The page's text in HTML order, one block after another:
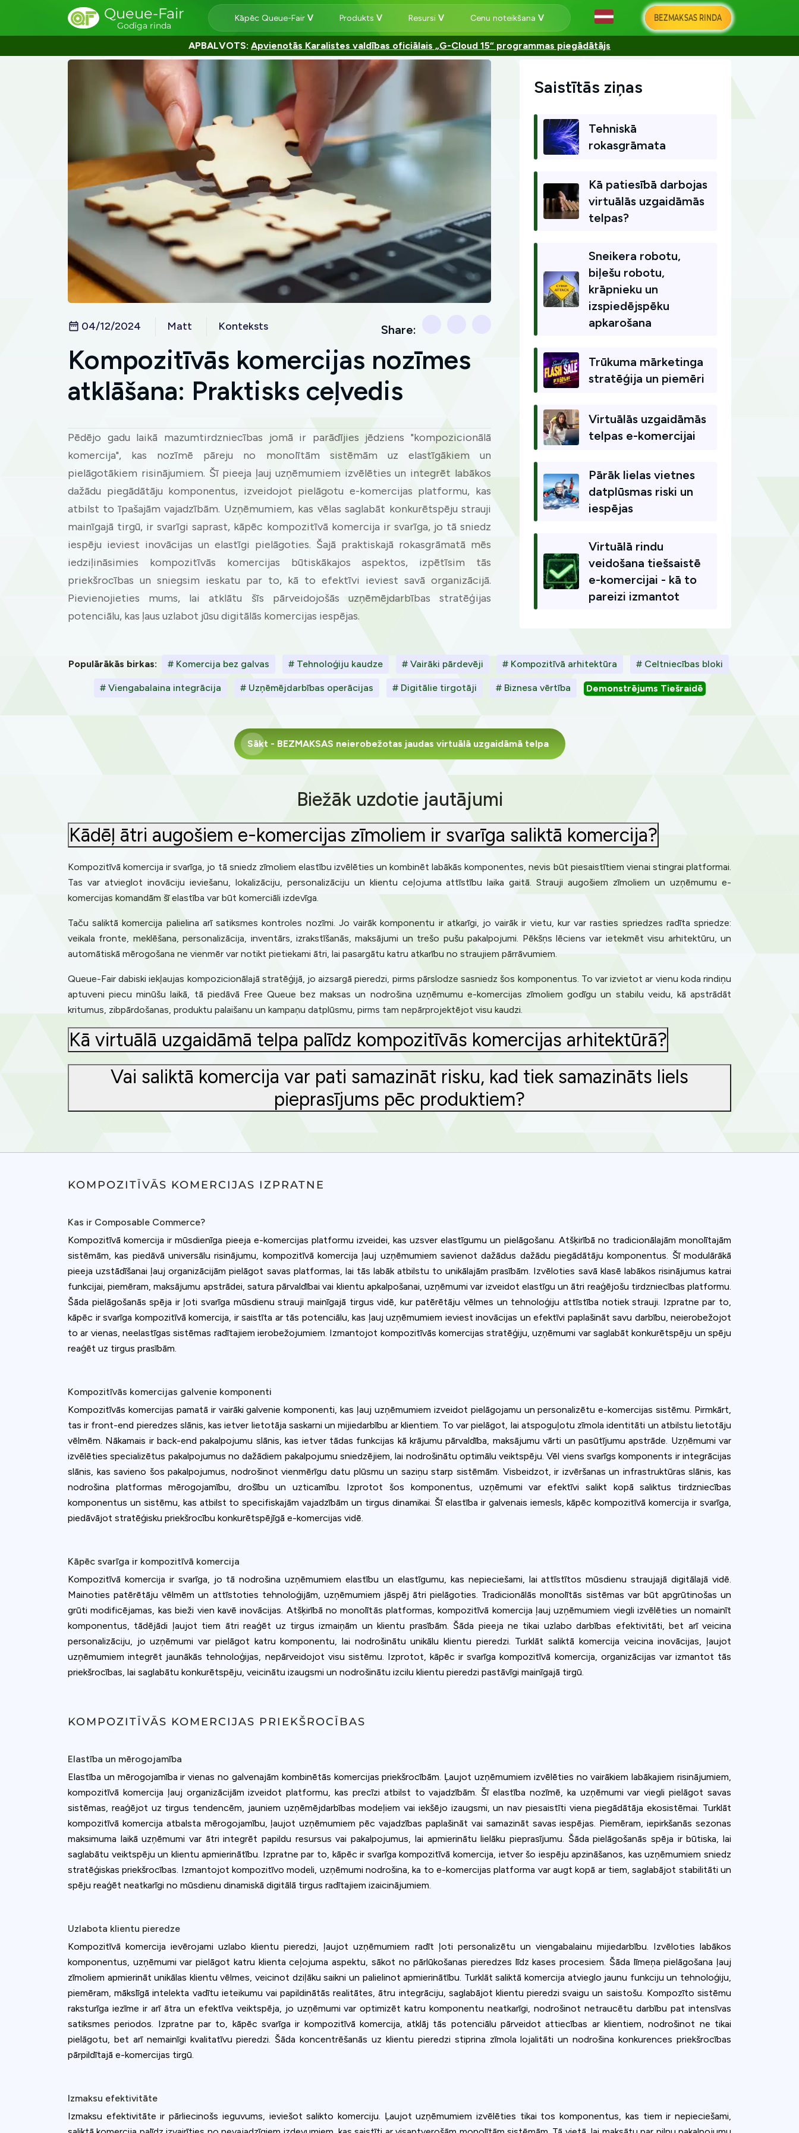
Queue-Fair
Godīga rinda
Kāpēc Queue-Fair Produkts Resursi Cenu noteikšana BEZMAKSAS RINDA
APBALVOTS: Apvienotās Karalistes valdības oficiālais „G-Cloud 15“ programmas piegādātājs
04/12/2024 Matt Konteksts Share:
Kompozitīvās komercijas nozīmes
atklāšana: Praktisks ceļvedis
Pēdējo gadu laikā mazumtirdzniecības jomā ir parādījies jēdziens "kompozicionālā
komercija", kas nozīmē pāreju no monolītām sistēmām uz elastīgākiem un
pielāgotākiem risinājumiem. Šī pieeja ļauj uzņēmumiem izvēlēties un integrēt labākos
dažādu piegādātāju komponentus, izveidojot pielāgotu e-komercijas platformu, kas
atbilst to īpašajām vajadzībām. Uzņēmumiem, kas vēlas saglabāt konkurētspēju strauji
mainīgajā tirgū, ir svarīgi saprast, kāpēc kompozitīvā komercija ir svarīga, jo tā sniedz
iespēju ieviest inovācijas un elastīgi pielāgoties. Šajā praktiskajā rokasgrāmatā mēs
iedziļināsimies kompozitīvās komercijas būtiskākajos aspektos, izpētīsim tās
priekšrocības un sniegsim ieskatu par to, kā to efektīvi ieviest savā organizācijā.
Pievienojieties mums, lai atklātu šīs pārveidojošās uzņēmējdarbības stratēģijas
potenciālu, kas ļaus uzlabot jūsu digitālās komercijas iespējas.
Saistītās ziņas
Tehniskā
rokasgrāmata
Kā patiesībā darbojas
virtuālās uzgaidāmās
telpas?
Sneikera robotu,
biļešu robotu,
krāpnieku un
izspiedējspēku
apkarošana
Trūkuma mārketinga
stratēģija un piemēri
Virtuālās uzgaidāmās
telpas e-komercijai
Pārāk lielas vietnes
datplūsmas riski un
iespējas
Virtuālā rindu
veidošana tiešsaistē
e-komercijai - kā to
pareizi izmantot
Populārākās birkas: # Komercija bez galvas # Tehnoloģiju kaudze # Vairāki pārdevēji # Kompozitīvā arhitektūra # Celtniecības bloki
# Viengabalaina integrācija # Uzņēmējdarbības operācijas # Digitālie tirgotāji # Biznesa vērtība Demonstrējums Tiešraidē
Sākt- BEZMAKSAS neierobežotas jaudas virtuālā uzgaidāmā telpa
Biežāk uzdotie jautājumi
Kādēļ ātri augošiem e-komercijas zīmoliem ir svarīga saliktā komercija?
Kompozitīvā komercija ir svarīga, jo tā sniedz zīmoliem elastību izvēlēties un kombinēt labākās komponentes, nevis būt piesaistītiem vienai stingrai platformai.
Tas var atvieglot inovāciju ieviešanu, lokalizāciju, personalizāciju un klientu ceļojuma attīstību laika gaitā. Strauji augošiem zīmoliem un uzņēmumu e-
komercijas komandām šī elastība var būt komerciāli izdevīga.
Taču saliktā komercija palielina arī satiksmes kontroles nozīmi. Jo vairāk komponentu ir atkarīgi, jo vairāk ir vietu, kur var rasties spriedzes radīta spriedze:
veikala fronte, meklēšana, personalizācija, inventārs, izrakstīšanās, maksājumi un trešo pušu pakalpojumi. Pēkšņs lēciens var ietekmēt visu arhitektūru, un
automātiskā mērogošana ne vienmēr var notikt pietiekami ātri, lai pasargātu katru atkarību no straujiem pārrāvumiem.
Queue-Fair dabiski iekļaujas kompozicionālajā stratēģijā, jo aizsargā pieredzi, pirms pārslodze sasniedz šos komponentus. To var izvietot ar vienu koda rindiņu
aptuveni piecu minūšu laikā, tā piedāvā Free Queue bez maksas un nodrošina uzņēmumu e-komercijas zīmoliem godīgu un stabilu veidu, kā apstrādāt
kritumus, zibpārdošanas, produktu palaišanu un kampaņu datplūsmu, pirms tam nepārprojektējot visu kaudzi.
Kā virtuālā uzgaidāmā telpa palīdz kompozitīvās komercijas arhitektūrā?
Vai saliktā komercija var pati samazināt risku, kad tiek samazināts liels
pieprasījums pēc produktiem?
KOMPOZITĪVĀS KOMERCIJAS IZPRATNE
Kas ir Composable Commerce?
Kompozitīvā komercija ir mūsdienīga pieeja e-komercijas platformu izveidei, kas uzsver elastīgumu un pielāgošanu. Atšķirībā no tradicionālajām monolītajām
sistēmām, kas piedāvā universālu risinājumu, kompozitīvā komercija ļauj uzņēmumiem savienot dažādus dažādu piegādātāju komponentus. Šī modulārākā
pieeja uzstādīšanai ļauj organizācijām pielāgot savas platformas, lai tās labāk atbilstu to unikālajām prasībām. Izvēloties savā klasē labākos risinājumus katrai
funkcijai, piemēram, maksājumu apstrādei, satura pārvaldībai vai klientu apkalpošanai, uzņēmumi var izveidot elastīgu un ātri reaģējošu tirdzniecības platformu.
Šāda pielāgošanās spēja ir ļoti svarīga mūsdienu strauji mainīgajā tirgus vidē, kur patērētāju vēlmes un tehnoloģiju attīstība notiek strauji. Izpratne par to,
kāpēc ir svarīga kompozitīvā komercija, ir saistīta ar tās potenciālu, kas ļauj uzņēmumiem ieviest inovācijas un efektīvi paplašināt savu darbību, neierobežojot
to ar vienas, neelastīgas sistēmas radītajiem ierobežojumiem. Izmantojot kompozitīvās komercijas stratēģiju, uzņēmumi var saglabāt konkurētspēju un spēju
reaģēt uz tirgus prasībām.
Kompozitīvās komercijas galvenie komponenti
Kompozitīvās komercijas pamatā ir vairāki galvenie komponenti, kas ļauj uzņēmumiem izveidot pielāgojamu un personalizētu e-komercijas sistēmu. Pirmkārt,
tas ir front-end pieredzes slānis, kas ietver lietotāja saskarni un mijiedarbību ar klientiem. To var pielāgot, lai atspoguļotu zīmola identitāti un atbilstu lietotāju
vēlmēm. Nākamais ir back-end pakalpojumu slānis, kas ietver tādas funkcijas kā krājumu pārvaldība, maksājumu vārti un pasūtījumu apstrāde. Uzņēmumi var
izvēlēties specializētus pakalpojumus no dažādiem pakalpojumu sniedzējiem, lai nodrošinātu optimālu veiktspēju. Vēl viens svarīgs komponents ir integrācijas
slānis, kas savieno šos pakalpojumus, nodrošinot vienmērīgu datu plūsmu un saziņu starp sistēmām. Visbeidzot, ir izvēršanas un infrastruktūras slānis, kas
nodrošina platformas mērogojamību, drošību un uzticamību. Izprotot šos komponentus, uzņēmumi var efektīvi salikt kopā saliktus tirdzniecības
komponentus un sistēmu, kas atbilst to specifiskajām vajadzībām un tirgus dinamikai. Šī elastība ir galvenais iemesls, kāpēc kompozitīvā komercija ir svarīga,
piedāvājot stratēģisku priekšrocību konkurētspējīgā e-komercijas vidē.
Kāpēc svarīga ir kompozitīvā komercija
Kompozitīvā komercija ir svarīga, jo tā nodrošina uzņēmumiem elastību un elastīgumu, kas nepieciešami, lai attīstītos mūsdienu straujajā digitālajā vidē.
Mainoties patērētāju vēlmēm un attīstoties tehnoloģijām, uzņēmumiem jāspēj ātri pielāgoties. Tradicionālās monolītās sistēmas var būt apgrūtinošas un
grūti modificējamas, kas bieži vien kavē inovācijas. Atšķirībā no monolītās platformas, kompozitīvā komercija ļauj uzņēmumiem viegli izvēlēties un nomainīt
komponentus, tādējādi ļaujot tiem ātri reaģēt uz tirgus izmaiņām un klientu prasībām. Šāda pieeja ne tikai uzlabo darbības efektivitāti, bet arī veicina
personalizāciju, jo uzņēmumi var pielāgot katru komponentu, lai nodrošinātu unikālu klientu pieredzi. Turklāt saliktā komercija veicina inovācijas, ļaujot
uzņēmumiem integrēt jaunākās tehnoloģijas, nepārveidojot visu sistēmu. Izprotot, kāpēc ir svarīga kompozitīvā komercija, organizācijas var izmantot tās
priekšrocības, lai saglabātu konkurētspēju, veicinātu izaugsmi un nodrošinātu izcilu klientu pieredzi pastāvīgi mainīgajā tirgū.
KOMPOZITĪVĀS KOMERCIJAS PRIEKŠROCĪBAS
Elastība un mērogojamība
Elastība un mērogojamība ir vienas no galvenajām kombinētās komercijas priekšrocībām. Ļaujot uzņēmumiem izvēlēties no vairākiem labākajiem risinājumiem,
kompozitīvā komercija ļauj organizācijām izveidot platformu, kas precīzi atbilst to vajadzībām. Šī elastība nozīmē, ka uzņēmumi var viegli pielāgot savas
sistēmas, reaģējot uz tirgus tendencēm, jauniem uzņēmējdarbības modeļiem vai iekšējo izaugsmi, un nav piesaistīti viena piegādātāja ekosistēmai. Turklāt
kompozitīvā komercija atbalsta mērogojamību, ļaujot uzņēmumiem pēc vajadzības paplašināt vai samazināt savas iespējas. Piemēram, iepirkšanās sezonas
maksimuma laikā uzņēmumi var ātri integrēt papildu resursus vai pakalpojumus, lai apmierinātu lielāku pieprasījumu. Šāda pielāgošanās spēja ir būtiska, lai
saglabātu veiktspēju un klientu apmierinātību. Izpratne par to, kāpēc ir svarīga kompozitīvā komercija, ietver šo iespēju apzināšanos, kas uzņēmumiem sniedz
stratēģiskas priekšrocības. Izmantojot kompozitīvo modeli, uzņēmumi nodrošina, ka to e-komercijas platforma var augt kopā ar tiem, saglabājot stabilitāti un
spēju reaģēt neatkarīgi no mūsdienu dinamiskā digitālā tirgus radītajiem izaicinājumiem.
Uzlabota klientu pieredze
Kompozitīvā komercija ievērojami uzlabo klientu pieredzi, ļaujot uzņēmumiem radīt ļoti personalizētu un viengabalainu mijiedarbību. Izvēloties labākos
komponentus, uzņēmumi var pielāgot katru klienta ceļojuma aspektu, sākot no pārlūkošanas pieredzes līdz kases procesiem. Šāda līmeņa pielāgošana ļauj
zīmoliem apmierināt unikālas klientu vēlmes, veicinot dziļāku saikni un palielinot apmierinātību. Turklāt saliktā komercija atvieglo jaunu funkciju un tehnoloģiju,
piemēram, mākslīgā intelekta vadītu ieteikumu vai papildinātās realitātes, ātru integrāciju, saglabājot klientu pieredzi svaigu un saistošu. Kompozīto sistēmu
raksturīga iezīme ir arī ātra un efektīva veiktspēja, jo uzņēmumi var optimizēt katru komponentu neatkarīgi, nodrošinot netraucētu darbību pat intensīvas
satiksmes periodos. Izpratne par to, kāpēc svarīga ir kompozitīvā komercija, atklāj tās potenciālu pārveidot attiecības ar klientiem, nodrošinot ne tikai
pielāgotu, bet arī nemainīgi kvalitatīvu pieredzi. Šāda koncentrēšanās uz klientu pieredzi stiprina zīmola lojalitāti un nodrošina konkurences priekšrocības
pārpildītajā e-komercijas tirgū.
Izmaksu efektivitāte
Izmaksu efektivitāte ir pārliecinošs ieguvums, ieviešot salikto komerciju. Ļaujot uzņēmumiem izvēlēties tikai tos komponentus, kas tiem ir nepieciešami,
Cookies & Privacy
Queue-Fair.com uses cookies to provide content and improve your experience. You can
accept all cookie usage or use settings to manage categories individually.